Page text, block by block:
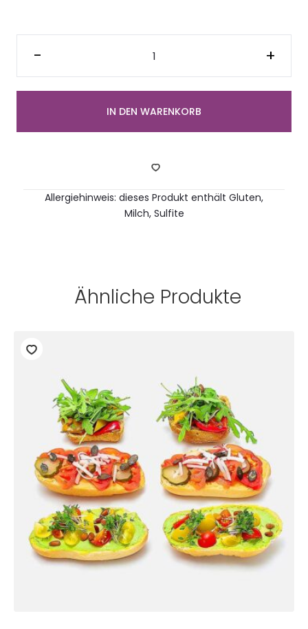
-
Platte
gemischte
(18
Stück)
+
IN DEN WARENKORB
Allergiehinweis: dieses Produkt enthält Gluten,
Milch, Sulfite
Ähnliche Produkte